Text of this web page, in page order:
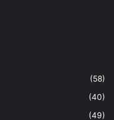
(58)
(40)
(49)